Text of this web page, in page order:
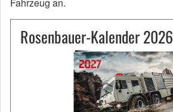
Rosenbauer-Kalender 2026